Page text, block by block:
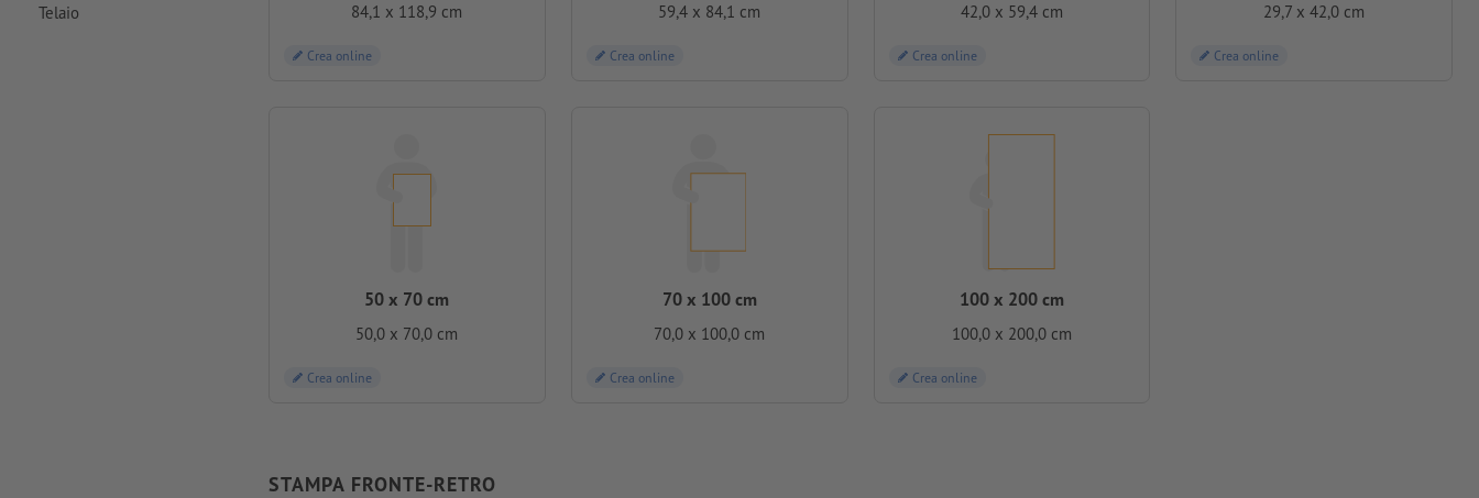
Telaio 84,1 x 118,9 cm
Crea online
59,4 x 84,1 cm
Crea online
42,0 x 59,4 cm
Crea online
29,7 x 42,0 cm
Crea online
50 x 70 cm
50,0 x 70,0 cm
Crea online
70 x 100 cm
70,0 x 100,0 cm
Crea online
100 x 200 cm
100,0 x 200,0 cm
Crea online
STAMPA FRONTE-RETRO